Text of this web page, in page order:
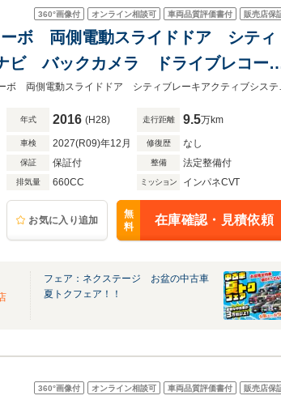
360°画像付 オンライン相談可 車両品質評価書付 販売店保
ーボ 両側電動スライドドア シティ
ビ バックカメラ ドライブレコー
トロール 純正14インチアルミホ
年式 2016 (H28) 走行距離 9.5万km
車検 2027(R09)年12月 修復歴 なし
保証 保証付 整備 法定整備付
排気量 660CC ミッション インパネCVT
お気に入り追加
無
料
在庫確認・見積依頼
フェア：ネクステージ お盆の中古車
夏トクフェア！！
360°画像付 オンライン相談可 車両品質評価書付 販売店保